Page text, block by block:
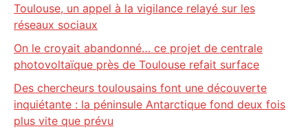
Toulouse, un appel à la vigilance relayé sur les
réseaux sociaux
On le croyait abandonné… ce projet de centrale
photovoltaïque près de Toulouse refait surface
Des chercheurs toulousains font une découverte
inquiétante : la péninsule Antarctique fond deux fois
plus vite que prévu